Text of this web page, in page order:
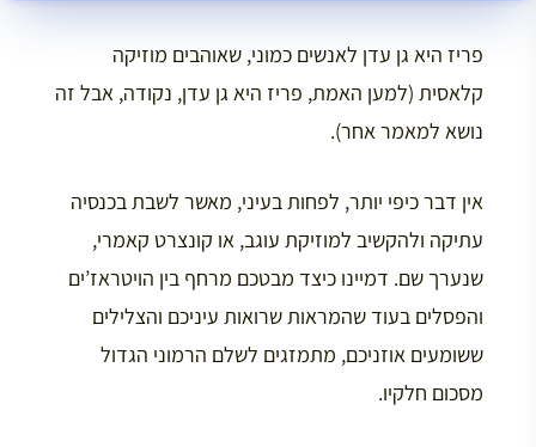
פריז היא גן עדן לאנשים כמוני, שאוהבים מוזיקה
קלאסית (למען האמת, פריז היא גן עדן, נקודה, אבל זה
נושא למאמר אחר).
אין דבר כיפי יותר, לפחות בעיני, מאשר לשבת בכנסיה
עתיקה ולהקשיב למוזיקת עוגב, או קונצרט קאמרי,
שנערך שם. דמיינו כיצד מבטכם מרחף בין הויטראז’ים
והפסלים בעוד שהמראות שרואות עיניכם והצלילים
ששומעים אוזניכם, מתמזגים לשלם הרמוני הגדול
מסכום חלקיו.